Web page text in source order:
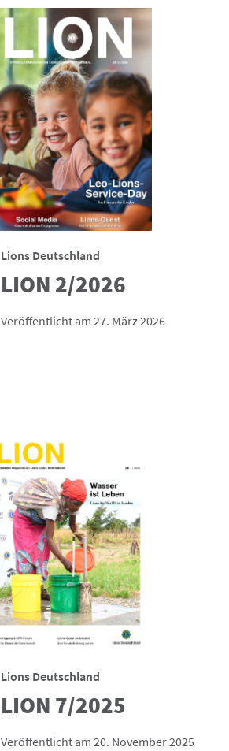
Lions Deutschland
LION 2/2026
Veröffentlicht am 27. März 2026
Lions Deutschland
LION 7/2025
Veröffentlicht am 20. November 2025